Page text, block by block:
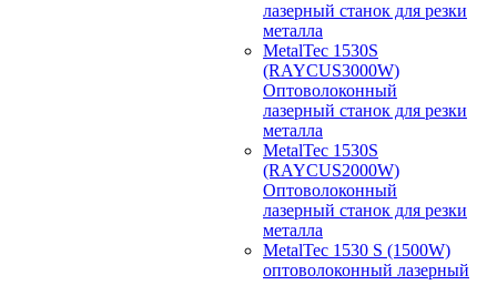
лазерный станок для резки
металла
MetalTec 1530S
(RAYCUS3000W)
Оптоволоконный
лазерный станок для резки
металла
MetalTec 1530S
(RAYCUS2000W)
Оптоволоконный
лазерный станок для резки
металла
MetalTec 1530 S (1500W)
оптоволоконный лазерный